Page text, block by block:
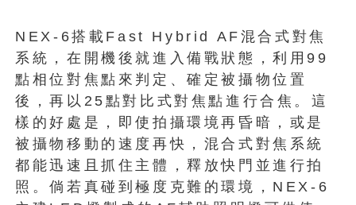
NEX-6搭載Fast Hybrid AF混合式對焦
系統，在開機後就進入備戰狀態，利用99
點相位對焦點來判定、確定被攝物位置
後，再以25點對比式對焦點進行合焦。這
樣的好處是，即使拍攝環境再昏暗，或是
被攝物移動的速度再快，混合式對焦系統
都能迅速且抓住主體，釋放快門並進行拍
照。倘若真碰到極度克難的環境，NEX-6